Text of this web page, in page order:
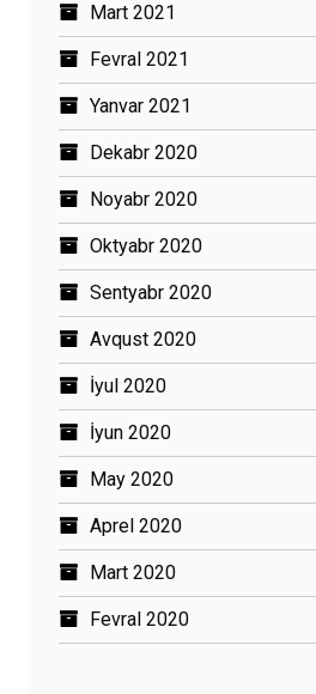
Mart 2021
Fevral 2021
Yanvar 2021
Dekabr 2020
Noyabr 2020
Oktyabr 2020
Sentyabr 2020
Avqust 2020
İyul 2020
İyun 2020
May 2020
Aprel 2020
Mart 2020
Fevral 2020